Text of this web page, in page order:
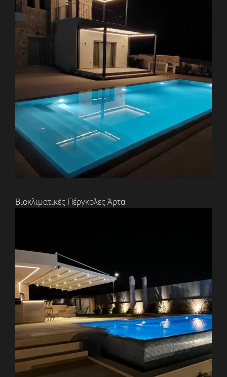
Βιοκλιματικές Πέργκολες Άρτα